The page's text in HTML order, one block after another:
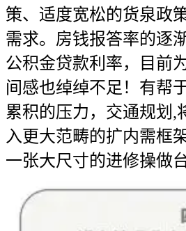
策、适度宽松的货泉政
需求。房钱报答率的逐
公积金贷款利率，目前
间感也绰绰不足！有帮
累积的压力，交通规划,
入更大范畴的扩内需框
一张大尺寸的进修操做